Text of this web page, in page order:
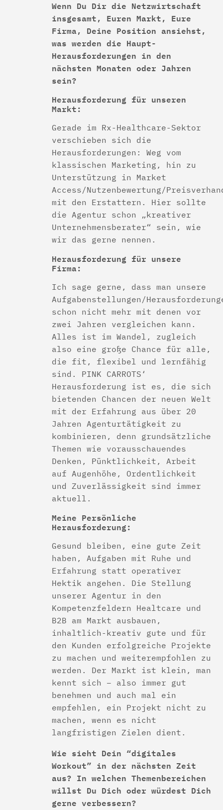
Wenn Du Dir die Netzwirtschaft
insgesamt, Euren Markt, Eure
Firma, Deine Position ansiehst,
was werden die Haupt-
Herausforderungen in den
nächsten Monaten oder Jahren
sein?
Herausforderung für unseren
Markt:
Gerade im Rx-Healthcare-Sektor
verschieben sich die
Herausforderungen: Weg vom
klassischen Marketing, hin zu
Unterstützung in Market
Access/Nutzenbewertung/
mit den Erstattern. Hier sollte
die Agentur schon „kreativer
Unternehmensberater“ sein, wie
wir das gerne nennen.
Herausforderung für unsere
Firma:
Ich sage gerne, dass man unsere
Aufgabenstellungen/
schon nicht mehr mit denen vor
zwei Jahren vergleichen kann.
Alles ist im Wandel, zugleich
also eine große Chance für alle,
die fit, flexibel und lernfähig
sind. PINK CARROTS‘
Herausforderung ist es, die sich
bietenden Chancen der neuen Welt
mit der Erfahrung aus über 20
Jahren Agenturtätigkeit zu
kombinieren, denn grundsätzliche
Themen wie vorausschauendes
Denken, Pünktlichkeit, Arbeit
auf Augenhöhe, Ordentlichkeit
und Zuverlässigkeit sind immer
aktuell.
Meine Persönliche
Herausforderung:
Gesund bleiben, eine gute Zeit
haben, Aufgaben mit Ruhe und
Erfahrung statt operativer
Hektik angehen. Die Stellung
unserer Agentur in den
Kompetenzfeldern Healtcare und
B2B am Markt ausbauen,
inhaltlich-kreativ gute und für
den Kunden erfolgreiche Projekte
zu machen und weiterempfohlen zu
werden. Der Markt ist klein, man
kennt sich – also immer gut
benehmen und auch mal ein
empfehlen, ein Projekt nicht zu
machen, wenn es nicht
langfristigen Zielen dient.
Wie sieht Dein “digitales
Workout” in der nächsten Zeit
aus? In welchen Themenbereichen
willst Du Dich oder würdest Dich
gerne verbessern?